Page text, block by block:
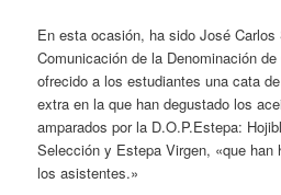
En esta ocasión, ha sido José
Comunicación de la Denominación
ofrecido a los estudiantes una cata
extra en la que han degustado los
amparados por la D.O.P.Estepa:
Selección y Estepa Virgen, «que han
los asistentes.»